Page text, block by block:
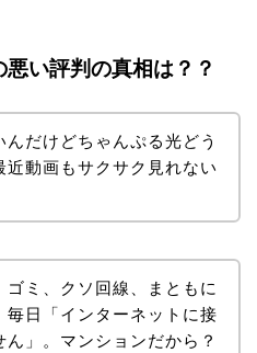
い評判の真相は？？
んだけどちゃんぷる光どう
近動画もサクサク見れない
ゴミ、クソ回線、まともに
毎日「インターネットに接
ん」。マンションだから？